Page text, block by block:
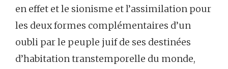
en effet et le sionisme et l’assimilation pour
les deux formes complémentaires d’un
oubli par le peuple juif de ses destinées
d’habitation transtemporelle du monde,